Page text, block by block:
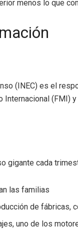
menos lo que
(INEC) es el
(FMI)
gigante cada
las familias
de fábricas,
uno de los